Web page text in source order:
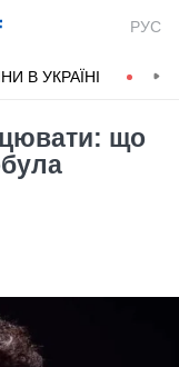
РУС
В УКРАЇНІ
що